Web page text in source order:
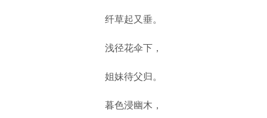
纤草起又垂。
浅径花伞下，
姐妹待父归。
暮色浸幽木，